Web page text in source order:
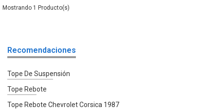
1
Recomendaciones
Tope De Suspensión
Tope Rebote
Tope Rebote Chevrolet Corsica 1987